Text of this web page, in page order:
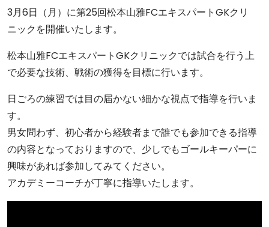
3月6日（月）に第25回松本山雅FCエキスパートGKクリ
ニックを開催いたします。
松本山雅FCエキスパートGKクリニックでは試合を行う上
で必要な技術、戦術の獲得を目標に行います。
日ごろの練習では目の届かない細かな視点で指導を行いま
す。
男女問わず、初心者から経験者まで誰でも参加できる指導
の内容となっておりますので、少しでもゴールキーパーに
興味があれば参加してみてください。
アカデミーコーチが丁寧に指導いたします。